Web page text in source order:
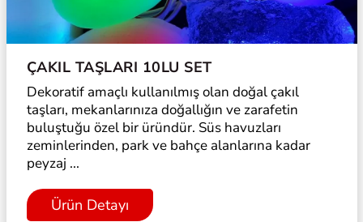
ÇAKIL TAŞLARI 10LU SET
Dekoratif amaçlı kullanılmış olan doğal çakıl
taşları, mekanlarınıza doğallığın ve zarafetin
buluştuğu özel bir üründür. Süs havuzları
zeminlerinden, park ve bahçe alanlarına kadar
peyzaj ...
Ürün Detayı